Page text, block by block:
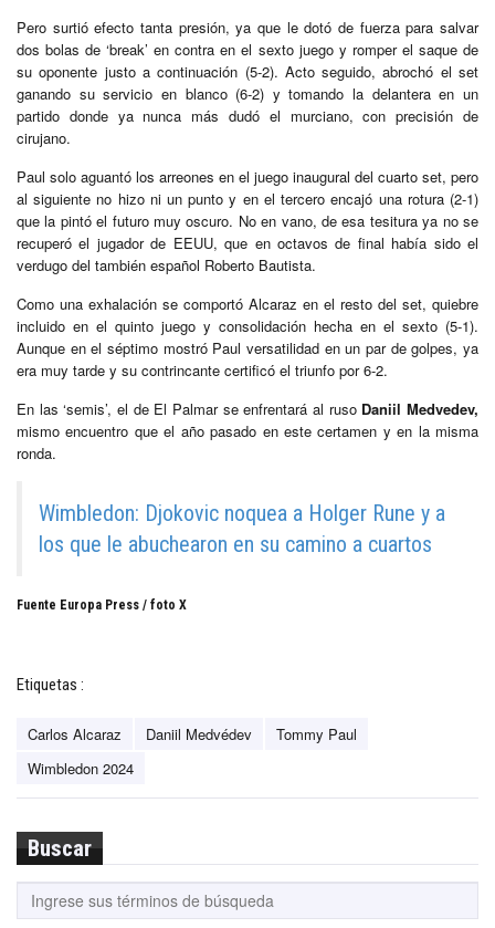
Pero surtió efecto tanta presión, ya que le dotó de fuerza para salvar
dos bolas de ‘break’ en contra en el sexto juego y romper el saque de
su oponente justo a continuación (5-2). Acto seguido, abrochó el set
ganando su servicio en blanco (6-2) y tomando la delantera en un
partido donde ya nunca más dudó el murciano, con precisión de
cirujano.
Paul solo aguantó los arreones en el juego inaugural del cuarto set, pero
al siguiente no hizo ni un punto y en el tercero encajó una rotura (2-1)
que la pintó el futuro muy oscuro. No en vano, de esa tesitura ya no se
recuperó el jugador de EEUU, que en octavos de final había sido el
verdugo del también español Roberto Bautista.
Como una exhalación se comportó Alcaraz en el resto del set, quiebre
incluido en el quinto juego y consolidación hecha en el sexto (5-1).
Aunque en el séptimo mostró Paul versatilidad en un par de golpes, ya
era muy tarde y su contrincante certificó el triunfo por 6-2.
En las ‘semis’, el de El Palmar se enfrentará al ruso Daniil Medvedev,
mismo encuentro que el año pasado en este certamen y en la misma
ronda.
Wimbledon: Djokovic noquea a Holger Rune y a
los que le abuchearon en su camino a cuartos
Fuente Europa Press / foto X
Etiquetas :
Carlos Alcaraz Daniil Medvédev
Tommy Paul
Wimbledon 2024
Buscar